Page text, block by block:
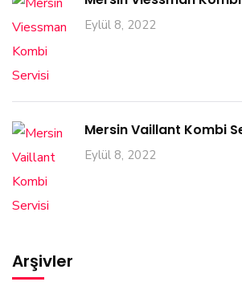
Eylül 8, 2022
Mersin Vaillant Kombi
Eylül 8, 2022
Arşivler